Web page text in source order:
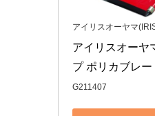
アイリスオーヤマ
アイリスオーヤ
プ ポリカブレ
G211407